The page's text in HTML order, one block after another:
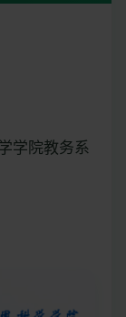
学院教务系